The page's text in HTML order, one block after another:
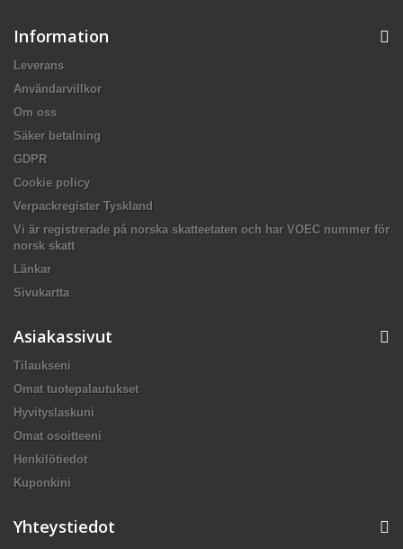
Information
Leverans
Användarvillkor
Om oss
Säker betalning
GDPR
Cookie policy
Verpackregister Tyskland
Vi är registrerade på norska skatteetaten och har VOEC nummer för
norsk skatt
Länkar
Sivukartta
Asiakassivut
Tilaukseni
Omat tuotepalautukset
Hyvityslaskuni
Omat osoitteeni
Henkilötiedot
Kuponkini
Yhteystiedot